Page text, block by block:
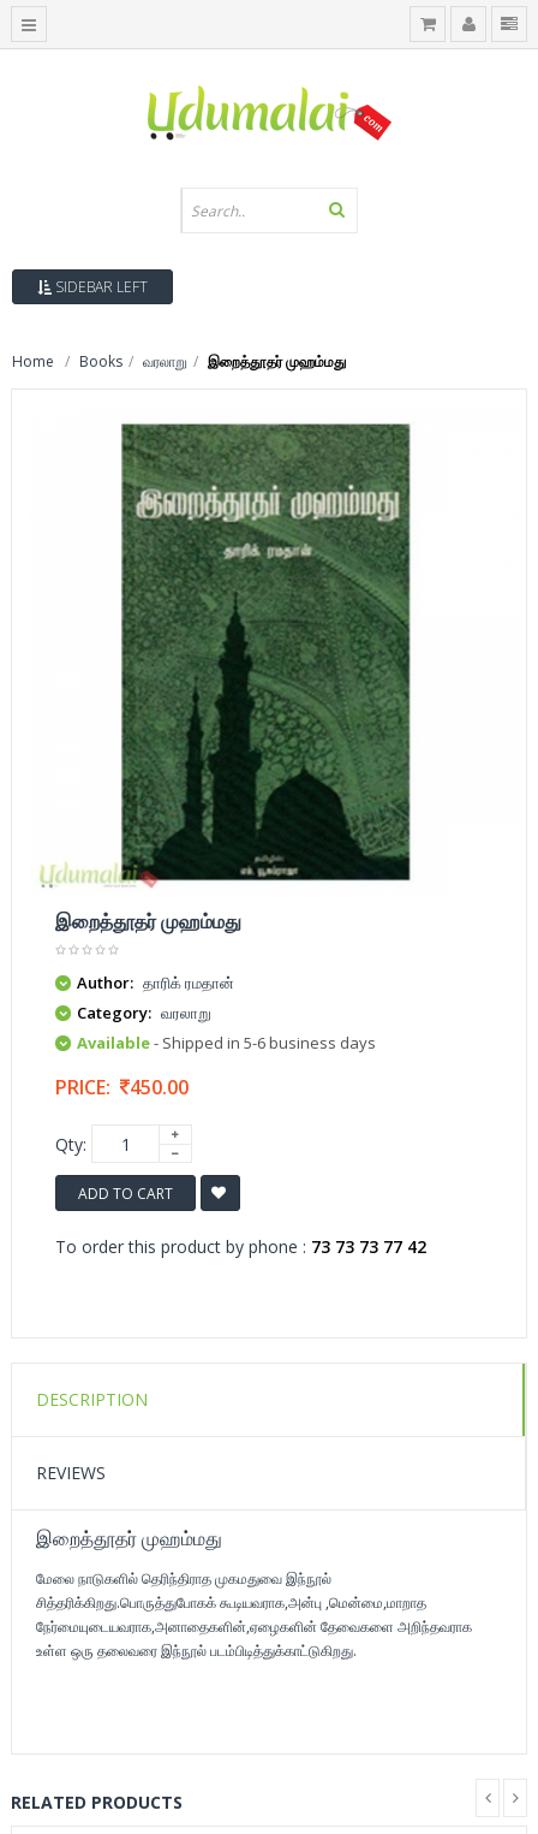
SIDEBAR LEFT
Home Books வரலாறு இறைத்தூதர் முஹம்மது
இறைத்தூதர் முஹம்மது
Author: தாரிக் ரமதான்
Category: வரலாறு
Available- Shipped in 5-6 business days
PRICE: 450.00
Qty:
ADD TO CART
To order this product by phone : 73 73 73 77 42
DESCRIPTION
REVIEWS
இறைத்தூதர் முஹம்மது
மேலை நாடுகளில் தெரிந்திராத முகமதுவை இந்நூல்
சித்தரிக்கிறது.பொருத்துபோகக் கூடியவராக,அன்பு ,மென்மை,மாறாத
நேர்மையுடையவராக,அனாதைகளின்,ஏழைகளின் தேவைகளை அறிந்தவராக
உள்ள ஒரு தலைவரை இந்நூல் படம்பிடித்துக்காட்டுகிறது.
RELATED PRODUCTS